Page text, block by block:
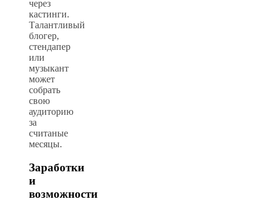
через
кастинги.
Талантливый
блогер,
стендапер
или
музыкант
может
собрать
свою
аудиторию
за
считаные
месяцы.
Заработки
и
возможности